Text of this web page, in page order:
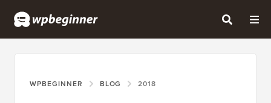
WPBEGINNER BLOG 2018